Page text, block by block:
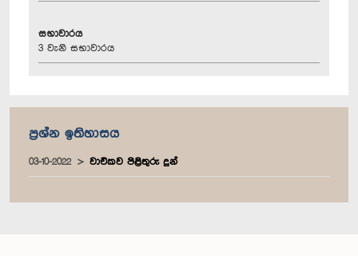
සභාවාරය
3 වැනි සභාවාරය
ප්‍රශ්න ඉතිහාසය
03-10-2022 වාචිකව පිළිතුරු දුන්